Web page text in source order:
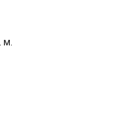
м.